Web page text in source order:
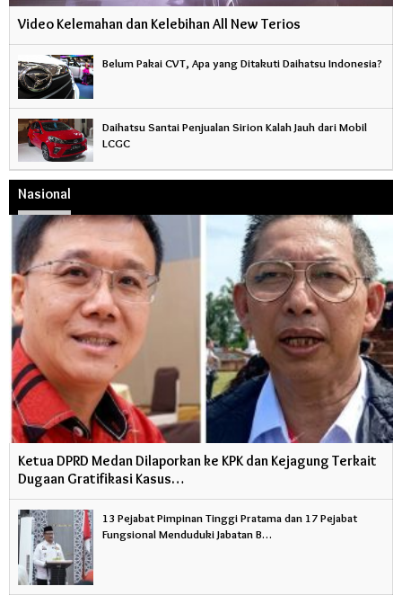
Video Kelemahan dan Kelebihan All New Terios
Belum Pakai CVT, Apa yang Ditakuti Daihatsu Indonesia?
Daihatsu Santai Penjualan Sirion Kalah Jauh dari Mobil
LCGC
Nasional
Ketua DPRD Medan Dilaporkan ke KPK dan Kejagung Terkait
Dugaan Gratifikasi Kasus…
13 Pejabat Pimpinan Tinggi Pratama dan 17 Pejabat
Fungsional Menduduki Jabatan B…